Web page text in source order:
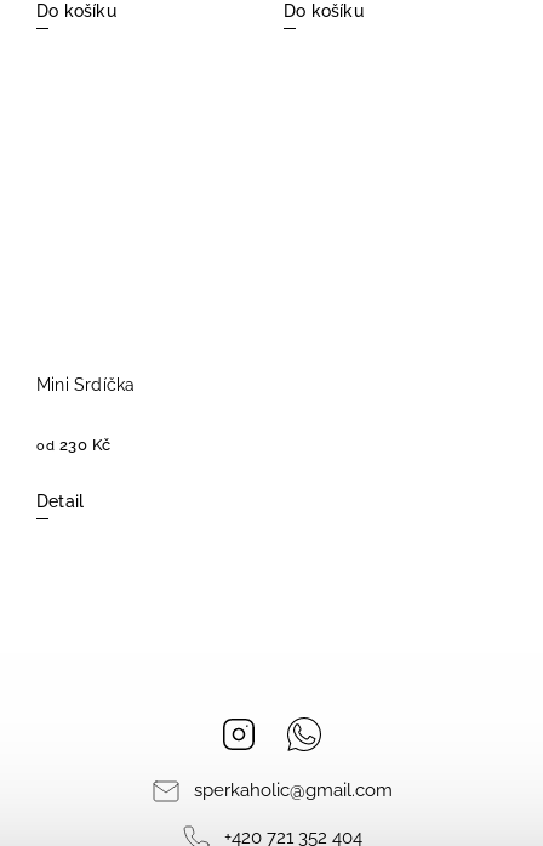
Do košíku Do košíku
Mini Srdíčka
od 230 Kč
Detail
Instagram
sperkaholic@gmail.com
+420 721 352 404